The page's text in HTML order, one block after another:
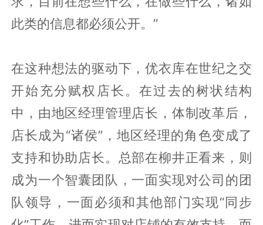
此类的信息都必须公开。”
在这种想法的驱动下，优衣库在世纪之交
开始充分赋权店长。在过去的树状结构
中，由地区经理管理店长，体制改革后，
店长成为“诸侯”，地区经理的角色变成了
支持和协助店长。总部在柳井正看来，则
成为一个智囊团队，一面实现对公司的团
队领导，一面必须和其他部门实现“同步